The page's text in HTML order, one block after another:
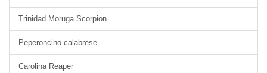
Trinidad Moruga Scorpion
Peperoncino calabrese
Carolina Reaper